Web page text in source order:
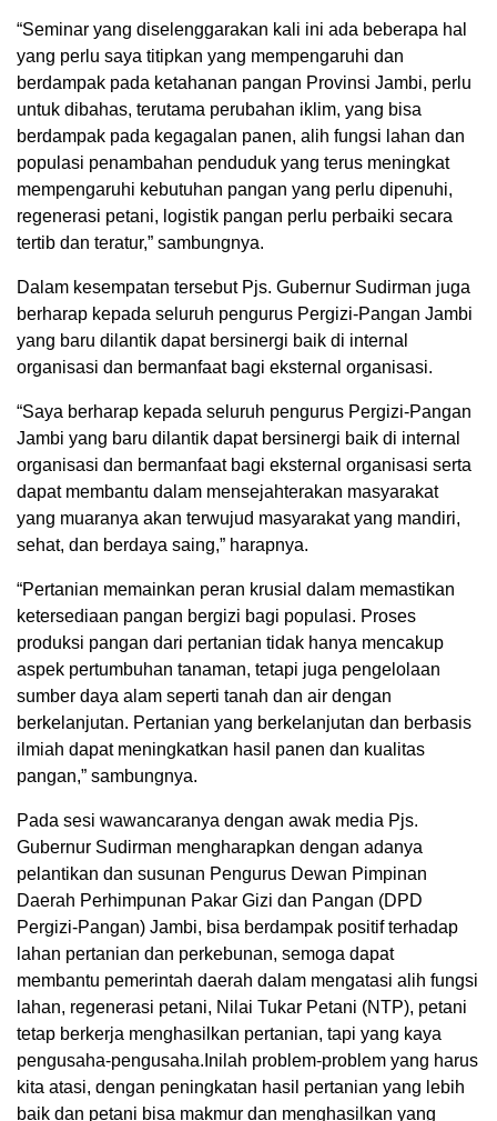
“Seminar yang diselenggarakan kali ini ada beberapa hal
yang perlu saya titipkan yang mempengaruhi dan
berdampak pada ketahanan pangan Provinsi Jambi, perlu
untuk dibahas, terutama perubahan iklim, yang bisa
berdampak pada kegagalan panen, alih fungsi lahan dan
populasi penambahan penduduk yang terus meningkat
mempengaruhi kebutuhan pangan yang perlu dipenuhi,
regenerasi petani, logistik pangan perlu perbaiki secara
tertib dan teratur,” sambungnya.
Dalam kesempatan tersebut Pjs. Gubernur Sudirman juga
berharap kepada seluruh pengurus Pergizi-Pangan Jambi
yang baru dilantik dapat bersinergi baik di internal
organisasi dan bermanfaat bagi eksternal organisasi.
“Saya berharap kepada seluruh pengurus Pergizi-Pangan
Jambi yang baru dilantik dapat bersinergi baik di internal
organisasi dan bermanfaat bagi eksternal organisasi serta
dapat membantu dalam mensejahterakan masyarakat
yang muaranya akan terwujud masyarakat yang mandiri,
sehat, dan berdaya saing,” harapnya.
“Pertanian memainkan peran krusial dalam memastikan
ketersediaan pangan bergizi bagi populasi. Proses
produksi pangan dari pertanian tidak hanya mencakup
aspek pertumbuhan tanaman, tetapi juga pengelolaan
sumber daya alam seperti tanah dan air dengan
berkelanjutan. Pertanian yang berkelanjutan dan berbasis
ilmiah dapat meningkatkan hasil panen dan kualitas
pangan,” sambungnya.
Pada sesi wawancaranya dengan awak media Pjs.
Gubernur Sudirman mengharapkan dengan adanya
pelantikan dan susunan Pengurus Dewan Pimpinan
Daerah Perhimpunan Pakar Gizi dan Pangan (DPD
Pergizi-Pangan) Jambi, bisa berdampak positif terhadap
lahan pertanian dan perkebunan, semoga dapat
membantu pemerintah daerah dalam mengatasi alih fungsi
lahan, regenerasi petani, Nilai Tukar Petani (NTP), petani
tetap berkerja menghasilkan pertanian, tapi yang kaya
pengusaha-pengusaha.Inilah problem-problem yang harus
kita atasi, dengan peningkatan hasil pertanian yang lebih
baik dan petani bisa makmur dan menghasilkan yang